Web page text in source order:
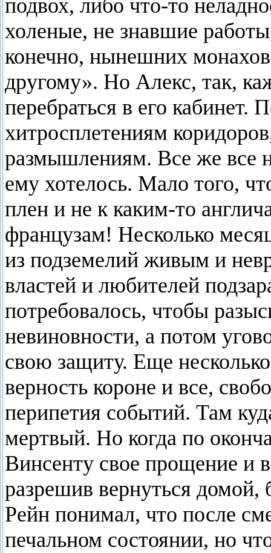
подвох, либо что-то
холеные, не знавшие
конечно, нынешних
другому». Но Алекс, так,
перебраться в его кабинет.
хитросплетениям
размышлениям. Все же все
ему хотелось. Мало того,
плен и не к каким-то
французам! Несколько
из подземелий живым и
властей и любителей
потребовалось, чтобы
невиновности, а потом
свою защиту. Еще
верность короне и все,
перипетия событий. Там
мертвый. Но когда по
Винсенту свое прощение и
разрешив вернуться домой,
Рейн понимал, что после
печальном состоянии, но